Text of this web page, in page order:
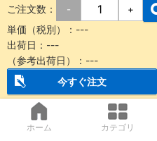
ご注文数： - +
単価（税別）： ---
出荷日： ---
（参考出荷日）： ---
今すぐ注文
ホーム カテゴリ